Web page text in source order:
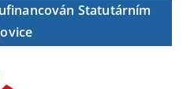
Statutárním